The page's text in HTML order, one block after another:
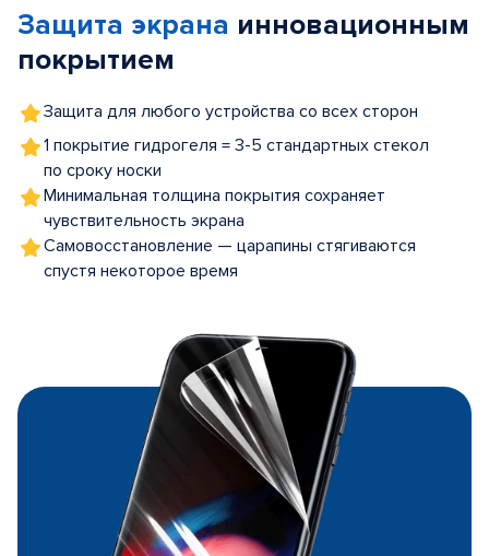
5
Защита экрана инновационным
покрытием
Защита для любого устройства со всех сторон
1 покрытие гидрогеля = 3-5 стандартных стекол
по сроку носки
Минимальная толщина покрытия сохраняет
чувствительность экрана
Самовосстановление — царапины стягиваются
спустя некоторое время